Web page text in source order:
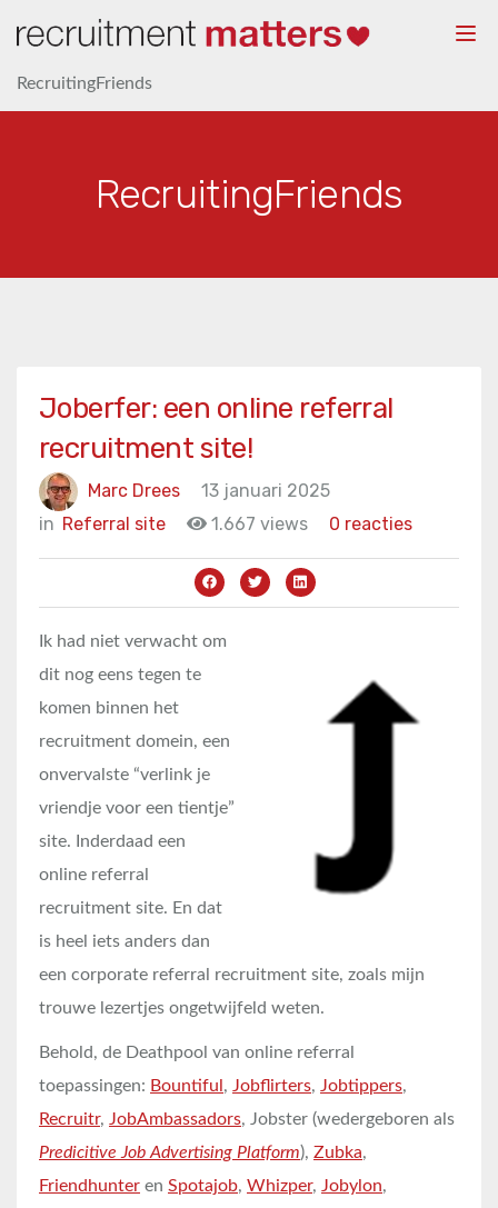
RecruitingFriends
RecruitingFriends
Joberfer: een online referral
recruitment site!
Marc Drees
13 januari 2025
in Referral site 1.667 views 0 reacties
Ik had niet verwacht om
dit nog eens tegen te
komen binnen het
recruitment domein, een
onvervalste “verlink je
vriendje voor een tientje”
site. Inderdaad een
online referral
recruitment site. En dat
is heel iets anders dan
een corporate referral recruitment site, zoals mijn
trouwe lezertjes ongetwijfeld weten.
Behold, de Deathpool van online referral
toepassingen: Bountiful , Jobflirters, Jobtippers,
Recruitr, JobAmbassadors, Jobster (wedergeboren als
Predicitive Job Advertising Platform), Zubka,
Friendhunter en Spotajob, Whizper, Jobylon,